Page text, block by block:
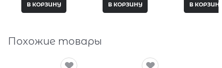
В КОРЗИНУ В КОРЗИНУ В
Похожие товары